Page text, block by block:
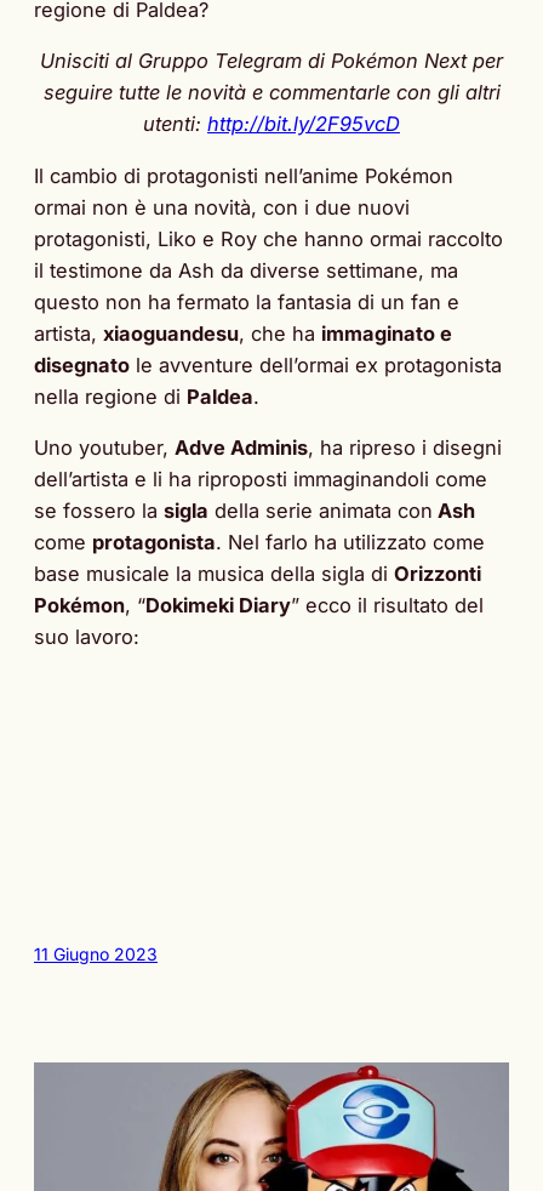
regione di Paldea?
Unisciti al Gruppo Telegram di Pokémon Next per
seguire tutte le novità e commentarle con gli altri
utenti: http://bit.ly/2F95vcD
Il cambio di protagonisti nell’anime Pokémon
ormai non è una novità, con i due nuovi
protagonisti, Liko e Roy che hanno ormai raccolto
il testimone da Ash da diverse settimane, ma
questo non ha fermato la fantasia di un fan e
artista, xiaoguandesu, che ha immaginato e
disegnato le avventure dell’ormai ex protagonista
nella regione di Paldea.
Uno youtuber, Adve Adminis, ha ripreso i disegni
dell’artista e li ha riproposti immaginandoli come
se fossero la sigla della serie animata con Ash
come protagonista. Nel farlo ha utilizzato come
base musicale la musica della sigla di Orizzonti
Pokémon, “Dokimeki Diary” ecco il risultato del
suo lavoro:
11 Giugno 2023